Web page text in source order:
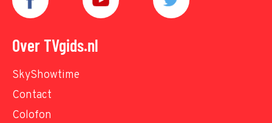
Over TVgids.nl
SkyShowtime
Contact
Colofon